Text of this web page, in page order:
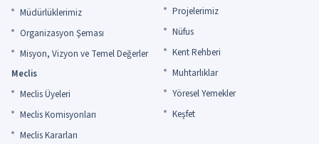
Müdürlüklerimiz
Organizasyon Şeması
Misyon, Vizyon ve Temel Değerler
Meclis
Meclis Üyeleri
Meclis Komisyonları
Meclis Kararları
Projelerimiz
Nüfus
Kent Rehberi
Muhtarlıklar
Yöresel Yemekler
Keşfet